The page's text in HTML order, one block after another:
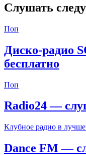
Слушать
Поп
Диско-радио
бесплатно
Поп
Radio24 —
Клубное радио в
Dance FM —